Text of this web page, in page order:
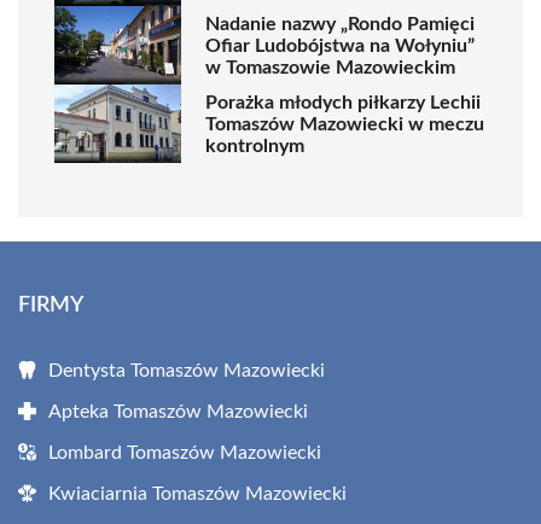
Nadanie nazwy „Rondo Pamięci
Ofiar Ludobójstwa na Wołyniu”
w Tomaszowie Mazowieckim
Porażka młodych piłkarzy Lechii
Tomaszów Mazowiecki w meczu
kontrolnym
FIRMY
Dentysta Tomaszów Mazowiecki
Apteka Tomaszów Mazowiecki
Lombard Tomaszów Mazowiecki
Kwiaciarnia Tomaszów Mazowiecki